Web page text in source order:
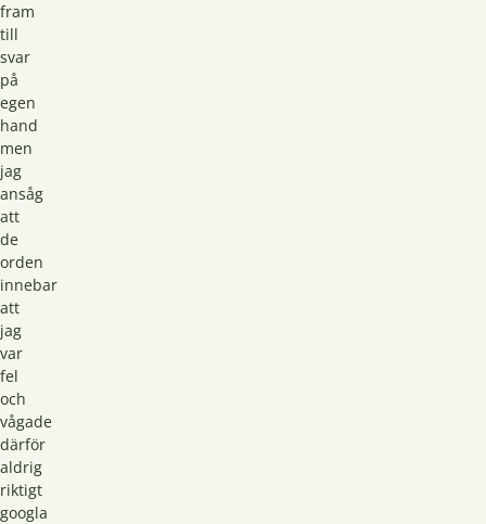
fram
till
svar
på
egen
hand
men
jag
ansåg
att
de
orden
innebar
att
jag
var
fel
och
vågade
därför
aldrig
riktigt
googla